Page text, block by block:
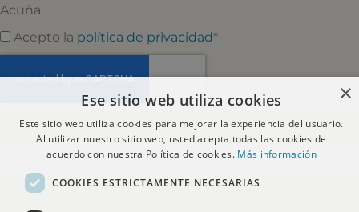
Acuña
Acepto la política de privacidad*
ENVIAR
×
Ese sitio web utiliza cookies
Este sitio web utiliza cookies para mejorar la experiencia del usuario.
Al utilizar nuestro sitio web, usted acepta todas las cookies de
acuerdo con nuestra Política de cookies. Más información
COOKIES ESTRICTAMENTE NECESARIAS